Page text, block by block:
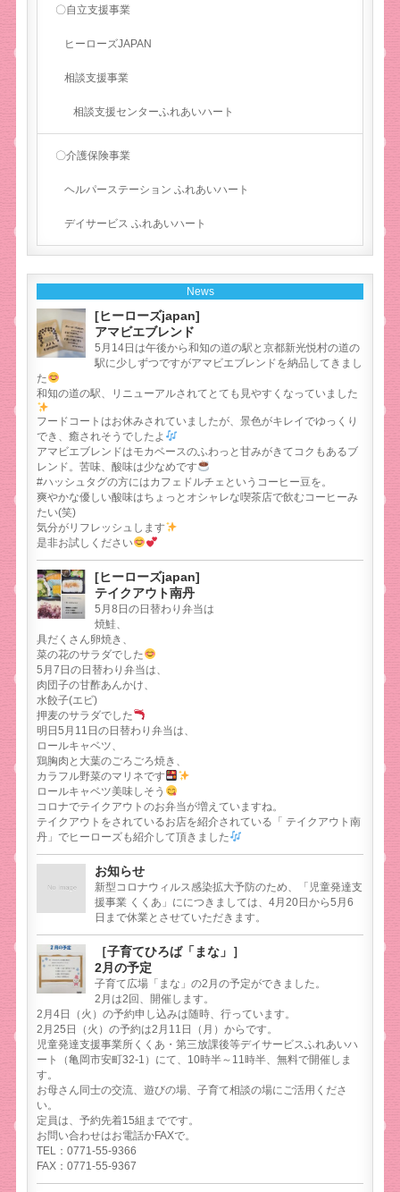
〇自立支援事業
ヒーローズJAPAN
相談支援事業
相談支援センターふれあいハート
〇介護保険事業
ヘルパーステーション ふれあいハート
デイサービス ふれあいハート
News
[ヒーローズjapan]
アマビエブレンド
5月14日は午後から和知の道の駅と京都新光悦村の道の
駅に少しずつですがアマビエブレンドを納品してきまし
た
和知の道の駅、リニューアルされてとても見やすくなっていました
フードコートはお休みされていましたが、景色がキレイでゆっくり
でき、癒されそうでしたよ
アマビエブレンドはモカベースのふわっと甘みがきてコクもあるブ
レンド。苦味、酸味は少なめです
#ハッシュタグの方にはカフェドルチェというコーヒー豆を。
爽やかな優しい酸味はちょっとオシャレな喫茶店で飲むコーヒーみ
たい(笑)
気分がリフレッシュします
是非お試しください
[ヒーローズjapan]
テイクアウト南丹
5月8日の日替わり弁当は
焼鮭、
具だくさん卵焼き、
菜の花のサラダでした
5月7日の日替わり弁当は、
肉団子の甘酢あんかけ、
水餃子(エビ)
押麦のサラダでした
明日5月11日の日替わり弁当は、
ロールキャベツ、
鶏胸肉と大葉のごろごろ焼き、
カラフル野菜のマリネです
ロールキャベツ美味しそう
コロナでテイクアウトのお弁当が増えていますね。
テイクアウトをされているお店を紹介されている「 テイクアウト南
丹」でヒーローズも紹介して頂きました
お知らせ
新型コロナウィルス感染拡大予防のため、「児童発達支
援事業 くくあ」ににつきましては、4月20日から5月6
日まで休業とさせていただきます。
［子育てひろば「まな」］
2月の予定
子育て広場「まな」の2月の予定ができました。
2月は2回、開催します。
2月4日（火）の予約申し込みは随時、行っています。
2月25日（火）の予約は2月11日（月）からです。
児童発達支援事業所くくあ・第三放課後等デイサービスふれあいハ
ート（亀岡市安町32-1）にて、10時半～11時半、無料で開催しま
す。
お母さん同士の交流、遊びの場、子育て相談の場にご活用くださ
い。
定員は、予約先着15組までです。
お問い合わせはお電話かFAXで。
TEL：0771-55-9366
FAX：0771-55-9367